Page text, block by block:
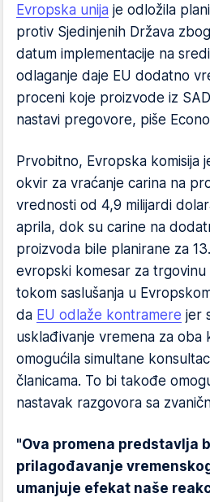
Evropska unija je odložila
protiv Sjedinjenih Država
datum implementacije na
odlaganje daje EU dodatno
proceni koje proizvode iz
nastavi pregovore, piše
Prvobitno, Evropska komisija
okvir za vraćanje carina na
vrednosti od 4,9 milijardi
aprila, dok su carine na
proizvoda bile planirane za
evropski komesar za trgovinu
tokom saslušanja u
da EU odlaže kontramere jer
usklađivanje vremena za oba
omogućila simultane
članicama. To bi takođe
nastavak razgovora sa
"Ova promena predstavlja
prilagođavanje
umanjuje efekat naše